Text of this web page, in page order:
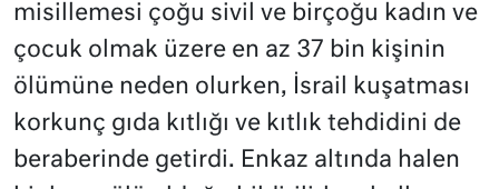
misillemesi çoğu sivil ve birçoğu kadın ve
çocuk olmak üzere en az 37 bin kişinin
ölümüne neden olurken, İsrail kuşatması
korkunç gıda kıtlığı ve kıtlık tehdidini de
beraberinde getirdi. Enkaz altında halen